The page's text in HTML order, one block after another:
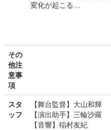
変化が起こる…
その
他注
意事
項
スタ
ッフ
【舞台監督】大山和輝
【演出助手】三輪沙羅
【音響】稲村友紀